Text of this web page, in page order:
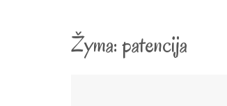
Žyma:patencija